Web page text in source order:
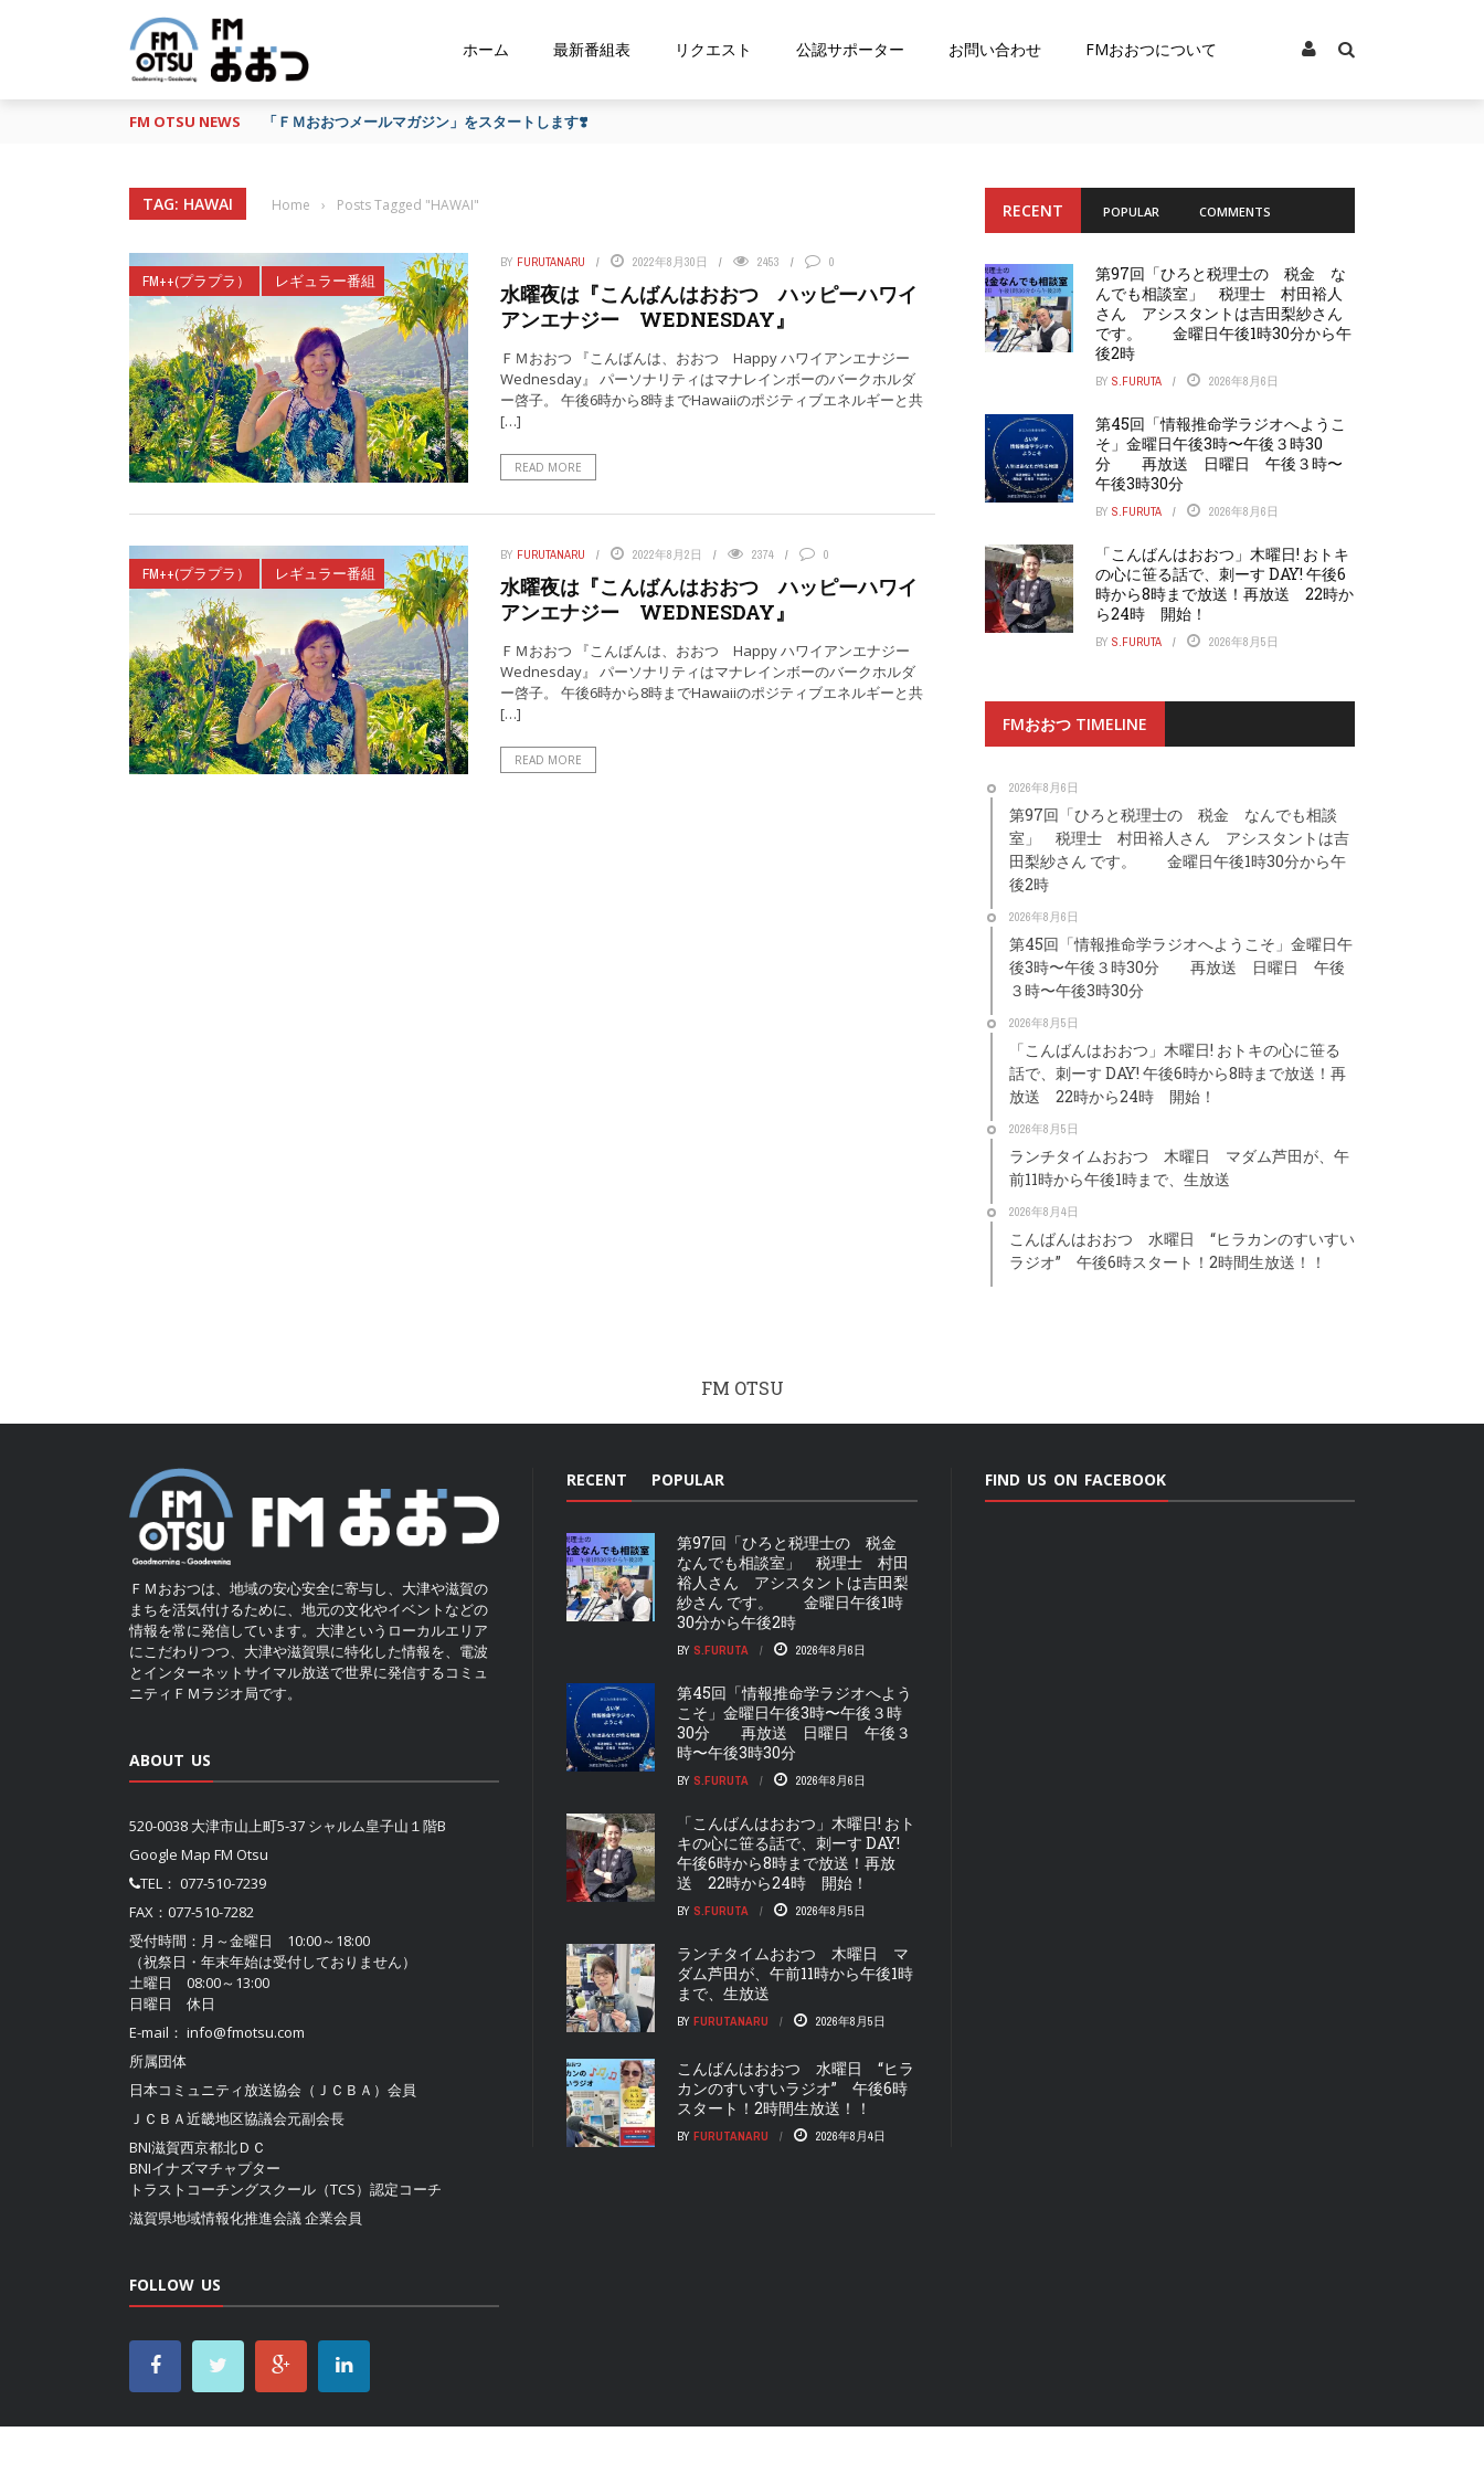
ホーム 最新番組表 リクエスト 公認サポーター お問い合わせ FMおおつについて
FM OTSU NEWS 「ＦＭおおつメールマガジン」をスタートします❣️
TAG: HAWAI Home › Posts Tagged "HAWAI"
FM++(プラプラ） レギュラー番組
BY FURUTANARU 2022年8月30日 2453 0
水曜夜は『こんばんはおおつ ハッピーハワイ
アンエナジー WEDNESDAY』
ＦＭおおつ 『こんばんは、おおつ Happy ハワイアンエナジー
Wednesday』 パーソナリティはマナレインボーのバークホルダ
ー啓子。 午後6時から8時までHawaiiのポジティブエネルギーと共
[…]
READ MORE
FM++(プラプラ） レギュラー番組
BY FURUTANARU 2022年8月2日 2374 0
水曜夜は『こんばんはおおつ ハッピーハワイ
アンエナジー WEDNESDAY』
ＦＭおおつ 『こんばんは、おおつ Happy ハワイアンエナジー
Wednesday』 パーソナリティはマナレインボーのバークホルダ
ー啓子。 午後6時から8時までHawaiiのポジティブエネルギーと共
[…]
READ MORE
RECENT POPULAR COMMENTS
第97回「ひろと税理士の 税金 な
んでも相談室」 税理士 村田裕人
さん アシスタントは吉田梨紗さん
です。 金曜日午後1時30分から午
後2時
BY S.FURUTA 2026年8月6日
第45回「情報推命学ラジオへようこ
そ」金曜日午後3時〜午後３時30
分 再放送 日曜日 午後３時〜
午後3時30分
BY S.FURUTA 2026年8月6日
「こんばんはおおつ」木曜日! おトキ
の心に笹る話で、刺ーす DAY! 午後6
時から8時まで放送！再放送 22時か
ら24時 開始！
BY S.FURUTA 2026年8月5日
FMおおつ TIMELINE
2026年8月6日
第97回「ひろと税理士の 税金 なんでも相談
室」 税理士 村田裕人さん アシスタントは吉
田梨紗さん です。 金曜日午後1時30分から午
後2時
2026年8月6日
第45回「情報推命学ラジオへようこそ」金曜日午
後3時〜午後３時30分 再放送 日曜日 午後
３時〜午後3時30分
2026年8月5日
「こんばんはおおつ」木曜日! おトキの心に笹る
話で、刺ーす DAY! 午後6時から8時まで放送！再
放送 22時から24時 開始！
2026年8月5日
ランチタイムおおつ 木曜日 マダム芦田が、午
前11時から午後1時まで、生放送
2026年8月4日
こんばんはおおつ 水曜日 “ヒラカンのすいすい
ラジオ” 午後6時スタート！2時間生放送！！
FM OTSU
ＦＭおおつは、地域の安心安全に寄与し、大津や滋賀の
まちを活気付けるために、地元の文化やイベントなどの
情報を常に発信しています。大津というローカルエリア
にこだわりつつ、大津や滋賀県に特化した情報を、電波
とインターネットサイマル放送で世界に発信するコミュ
ニティＦＭラジオ局です。
ABOUT US
520-0038 大津市山上町5-37 シャルム皇子山１階B
Google Map FM Otsu
TEL： 077-510-7239
FAX：077-510-7282
受付時間：月～金曜日 10:00～18:00
（祝祭日・年末年始は受付しておりません）
土曜日 08:00～13:00
日曜日 休日
E-mail： info@fmotsu.com
所属団体
日本コミュニティ放送協会（ＪＣＢＡ） 会員
ＪＣＢＡ近畿地区協議会元副会長
BNI滋賀西京都北ＤＣ
BNIイナズマチャプター
トラストコーチングスクール（TCS）認定コーチ
滋賀県地域情報化推進会議企業会員
FOLLOW US
RECENT POPULAR
第97回「ひろと税理士の 税金
なんでも相談室」 税理士 村田
裕人さん アシスタントは吉田梨
紗さん です。 金曜日午後1時
30分から午後2時
BY S.FURUTA 2026年8月6日
第45回「情報推命学ラジオへよう
こそ」金曜日午後3時〜午後３時
30分 再放送 日曜日 午後３
時〜午後3時30分
BY S.FURUTA 2026年8月6日
「こんばんはおおつ」木曜日! おト
キの心に笹る話で、刺ーす DAY!
午後6時から8時まで放送！再放
送 22時から24時 開始！
BY S.FURUTA 2026年8月5日
ランチタイムおおつ 木曜日 マ
ダム芦田が、午前11時から午後1時
まで、生放送
BY FURUTANARU 2026年8月5日
こんばんはおおつ 水曜日 “ヒラ
カンのすいすいラジオ” 午後6時
スタート！2時間生放送！！
BY FURUTANARU 2026年8月4日
FIND US ON FACEBOOK